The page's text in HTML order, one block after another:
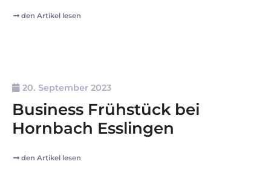
den Artikel lesen
20. September 2023
Business Frühstück bei
Hornbach Esslingen
den Artikel lesen